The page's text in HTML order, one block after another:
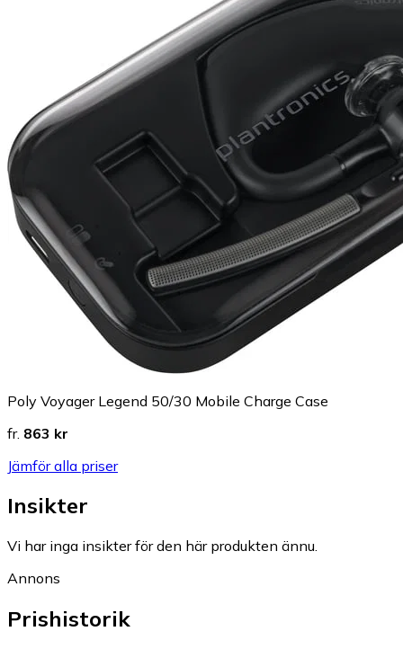
Poly Voyager Legend 50/30 Mobile Charge Case
fr. 863 kr
Jämför alla priser
Insikter
Vi har inga insikter för den här produkten ännu.
Annons
Prishistorik